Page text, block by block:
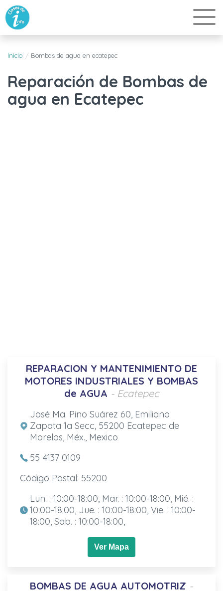
Inicio Bombas de agua en ecatepec
Reparación de Bombas de
agua en Ecatepec
REPARACION Y MANTENIMIENTO DE
MOTORES INDUSTRIALES Y BOMBAS
de AGUA - Ecatepec
José Ma. Pino Suárez 60, Emiliano
Zapata 1a Secc, 55200 Ecatepec de
Morelos, Méx., Mexico
55 4137 0109
Código Postal: 55200
Lun. : 10:00-18:00, Mar. : 10:00-18:00, Mié. :
10:00-18:00, Jue. : 10:00-18:00, Vie. : 10:00-
18:00, Sab. : 10:00-18:00,
Ver Mapa
BOMBAS DE AGUA AUTOMOTRIZ -